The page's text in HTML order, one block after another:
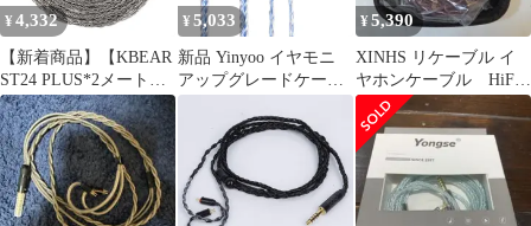
ン リケーブル 柔らかい
イヤフォン ケー
ル(mmcx4.4ｍｍ, ブラ
ック)
¥ 4,332
【新着商品】【KBEAR
ST24 PLUS*2メート
ル】Yinyoo リケーブル
2PIN 4.4mm イヤホンケ
ーブル イヤホン交換用
5N OCC 単結晶銅銀メ
ッキ 16ストランド224
コア精密編組、三周波
¥ 5,033
新品 Yinyoo イヤモニ
アップグレードケーブ
ST16 KBX4990 5N 単結
晶銅銀メッキ 16芯 ヘッ
ドフォン 交換用ケーブ
ル バランス イヤホン
リケーブル hi-fiオーデ
¥5,390
XINHS リケーブル イ
ヤホンケーブル HiFi
ヘッドフォン アップグ
レード